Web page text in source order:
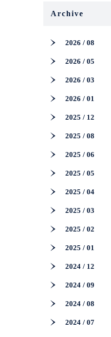
Archive
2026 / 08
2026 / 05
2026 / 03
2026 / 01
2025 / 12
2025 / 08
2025 / 06
2025 / 05
2025 / 04
2025 / 03
2025 / 02
2025 / 01
2024 / 12
2024 / 09
2024 / 08
2024 / 07